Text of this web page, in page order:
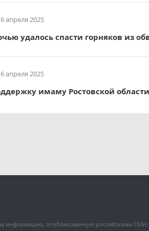
апреля 2025
удалось спасти горняков из
апреля 2025
имаму Ростовской области
за информацию, опубликованную российскими СМИ.